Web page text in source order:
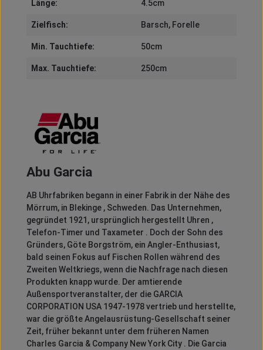
Länge: 4.5cm
Zielfisch: Barsch, Forelle
Min. Tauchtiefe: 50cm
Max. Tauchtiefe: 250cm
Abu Garcia
AB Uhrfabriken begann in einer Fabrik in der Nähe des
Mörrum, in Blekinge , Schweden. Das Unternehmen,
gegründet 1921, ursprünglich hergestellt Uhren ,
Telefon-Timer und Taxameter . Doch der Sohn des
Gründers, Göte Borgström, ein Angler-Enthusiast,
bald seinen Fokus auf Fischen Rollen während des
Zweiten Weltkriegs, wenn die Nachfrage nach diesen
Produkten knapp wurde. Der amtierende
Außensportveranstalter, der die GARCIA
CORPORATION USA 1947-1978 vertrieb und herstellte,
war die größte Angelausrüstung-Gesellschaft seiner
Zeit, früher bekannt unter dem früheren Namen
Charles Garcia & Company New York City . Die Garcia